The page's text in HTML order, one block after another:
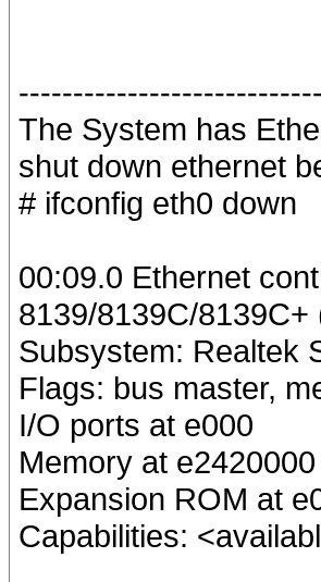
The System has
shut down ethernet
# ifconfig eth0 down
00:09.0 Ethernet
8139/8139C/8139C+
Subsystem: Realtek
Flags: bus master,
I/O ports at e000
Memory at
Expansion ROM at
Capabilities: